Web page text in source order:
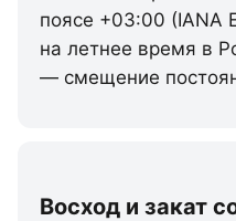
поясе +03:00 (IANA
на летнее время в
— смещение
Восход и закат